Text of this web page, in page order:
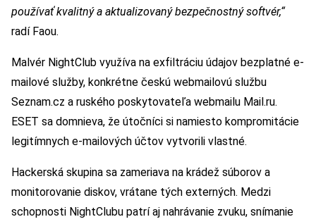
používať kvalitný a aktualizovaný bezpečnostný softvér,“
radí Faou.
Malvér NightClub využíva na exfiltráciu údajov bezplatné e-
mailové služby, konkrétne českú webmailovú službu
Seznam.cz a ruského poskytovateľa webmailu Mail.ru.
ESET sa domnieva, že útočníci si namiesto kompromitácie
legitímnych e-mailových účtov vytvorili vlastné.
Hackerská skupina sa zameriava na krádež súborov a
monitorovanie diskov, vrátane tých externých. Medzi
schopnosti NightClubu patrí aj nahrávanie zvuku, snímanie